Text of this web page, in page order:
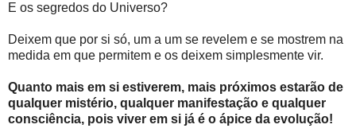
E os segredos do Universo?
Deixem que por si só, um a um se revelem e se mostrem na
medida em que permitem e os deixem simplesmente vir.
Quanto mais em si estiverem, mais próximos estarão de
qualquer mistério, qualquer manifestação e qualquer
consciência, pois viver em si já é o ápice da evolução!